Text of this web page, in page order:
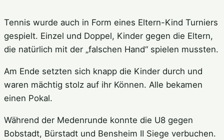
Tennis wurde auch in Form eines Eltern-Kind Turniers
gespielt. Einzel und Doppel, Kinder gegen die Eltern,
die natürlich mit der „falschen Hand“ spielen mussten.
Am Ende setzten sich knapp die Kinder durch und
waren mächtig stolz auf ihr Können. Alle bekamen
einen Pokal.
Während der Medenrunde konnte die U8 gegen
Bobstadt, Bürstadt und Bensheim II Siege verbuchen.